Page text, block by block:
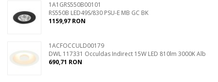
1A1GRS550B00101
RS550B LED49S/830 PSU-E MB GC BK
1159,97 RON
1ACFOCCULD00179
DWL 117331 Occuldas Indirect 15W LED 810lm 3000K Alb
690,71 RON